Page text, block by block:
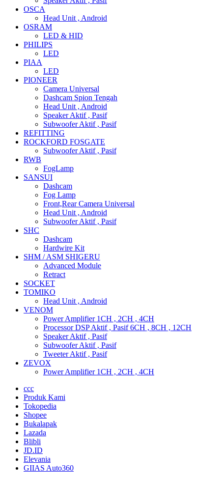
OSCA
Head Unit , Android
OSRAM
LED & HID
PHILIPS
LED
PIAA
LED
PIONEER
Camera Universal
Dashcam Spion Tengah
Head Unit , Android
Speaker Aktif , Pasif
Subwoofer Aktif , Pasif
REFITTING
ROCKFORD FOSGATE
Subwoofer Aktif , Pasif
RWB
FogLamp
SANSUI
Dashcam
Fog Lamp
Front,Rear Camera Universal
Head Unit , Android
Subwoofer Aktif , Pasif
SHC
Dashcam
Hardwire Kit
SHM / ASM SHIGERU
Advanced Module
Retract
SOCKET
TOMIKO
Head Unit , Android
VENOM
Power Amplifier 1CH , 2CH , 4CH
Processor DSP Aktif , Pasif 6CH , 8CH , 12CH
Speaker Aktif , Pasif
Subwoofer Aktif , Pasif
Tweeter Aktif , Pasif
ZEVOX
Power Amplifier 1CH , 2CH , 4CH
ccc
Produk Kami
Tokopedia
Shopee
Bukalapak
Lazada
Blibli
JD.ID
Elevania
GIIAS Auto360